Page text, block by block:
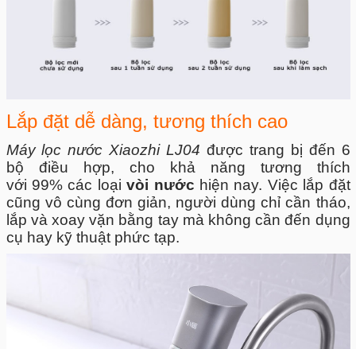
Lắp đặt dễ dàng, tương thích cao
Máy lọc nước Xiaozhi LJ04 được trang bị đến 6
bộ điều hợp, cho khả năng tương thích
với 99% các loạivòi nước hiện nay. Việc lắp đặt
cũng vô cùng đơn giản, người dùng chỉ cần tháo,
lắp và xoay vặn bằng tay mà không cần đến dụng
cụ hay kỹ thuật phức tạp.